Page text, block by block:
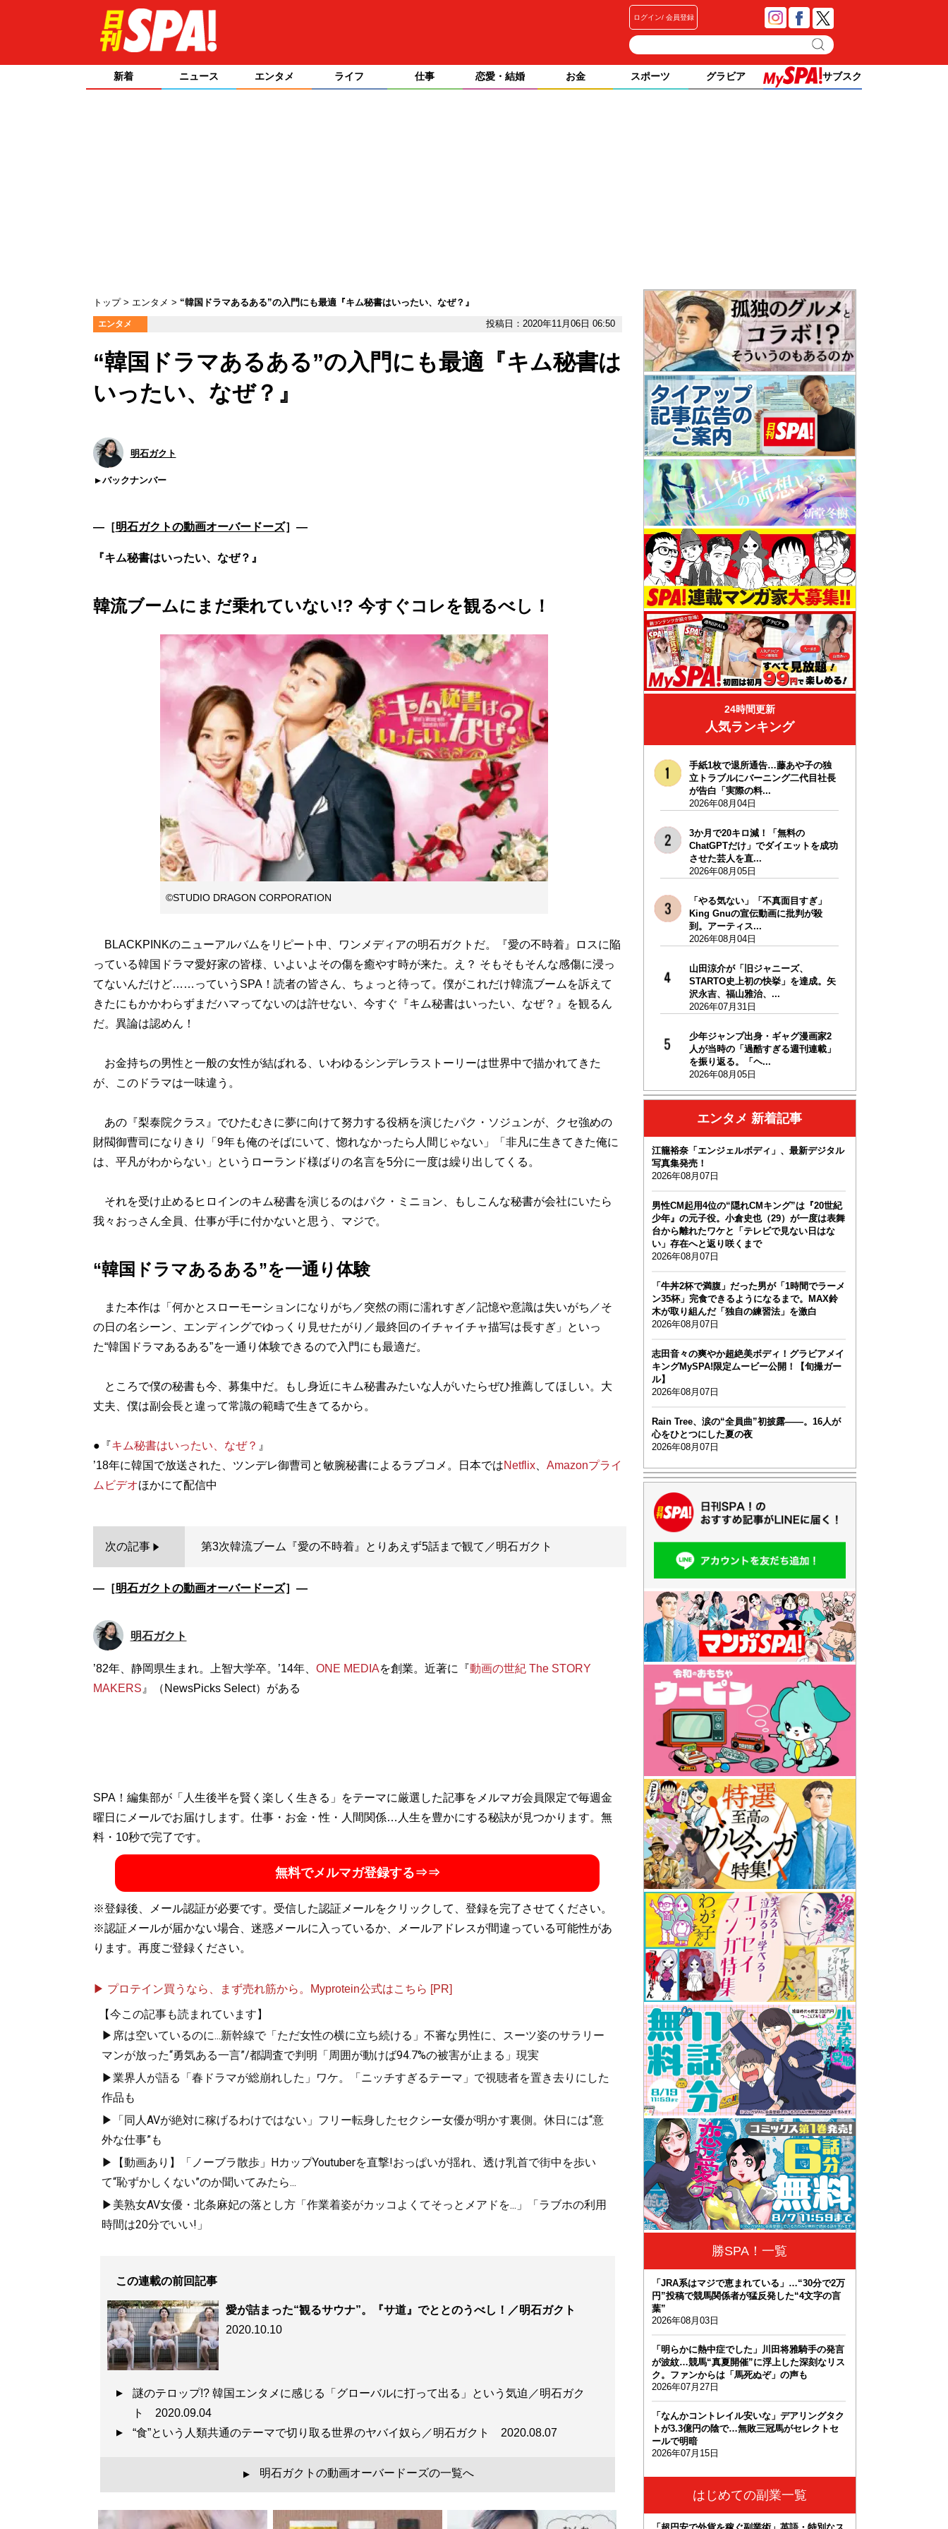
ログイン 会員登録
新着 ニュース エンタメ ライフ 仕事 恋愛・結婚 お金 スポーツ グラビア サブスク
トップ エンタメ “韓国ドラマあるある”の入門にも最適『キム秘書はいったい、なぜ？』
エンタメ 投稿日：2020年11月06日 06:50
“韓国ドラマあるある”の入門にも最適『キム秘書は
いったい、なぜ？』
明石ガクト
バックナンバー
―［明石ガクトの動画オーバードーズ］―
『キム秘書はいったい、なぜ？』
韓流ブームにまだ乗れていない!? 今すぐコレを観るべし！
©STUDIO DRAGON CORPORATION
BLACKPINKのニューアルバムをリピート中、ワンメディアの明石ガクトだ。『愛の不時着』ロスに陥
っている韓国ドラマ愛好家の皆様、いよいよその傷を癒やす時が来た。え？ そもそもそんな感傷に浸っ
てないんだけど……っていうSPA！読者の皆さん、ちょっと待って。僕がこれだけ韓流ブームを訴えて
きたにもかかわらずまだハマってないのは許せない、今すぐ『キム秘書はいったい、なぜ？』を観るん
だ。異論は認めん！
お金持ちの男性と一般の女性が結ばれる、いわゆるシンデレラストーリーは世界中で描かれてきた
が、このドラマは一味違う。
あの『梨泰院クラス』でひたむきに夢に向けて努力する役柄を演じたパク・ソジュンが、クセ強めの
財閥御曹司になりきり「9年も俺のそばにいて、惚れなかったら人間じゃない」「非凡に生きてきた俺に
は、平凡がわからない」というローランド様ばりの名言を5分に一度は繰り出してくる。
それを受け止めるヒロインのキム秘書を演じるのはパク・ミニョン、もしこんな秘書が会社にいたら
我々おっさん全員、仕事が手に付かないと思う、マジで。
“韓国ドラマあるある”を一通り体験
また本作は「何かとスローモーションになりがち／突然の雨に濡れすぎ／記憶や意識は失いがち／そ
の日の名シーン、エンディングでゆっくり見せたがり／最終回のイチャイチャ描写は長すぎ」といっ
た“韓国ドラマあるある”を一通り体験できるので入門にも最適だ。
ところで僕の秘書も今、募集中だ。もし身近にキム秘書みたいな人がいたらぜひ推薦してほしい。大
丈夫、僕は副会長と違って常識の範疇で生きてるから。
●『キム秘書はいったい、なぜ？ 』
’18年に韓国で放送された、ツンデレ御曹司と敏腕秘書によるラブコメ。日本ではNetflix、 Amazonプライ
ムビデオ
次の記事 第3次韓流ブーム『愛の不時着』とりあえず5話まで観て／明石ガクト
―［明石ガクトの動画オーバードーズ］―
明石ガクト
’82年、静岡県生まれ。上智大学卒。’14年、 ONE MEDIAを創業。近著に『動画の世紀 The STORY
MAKERS 』（NewsPicks Select）がある
SPA！編集部が「人生後半を賢く楽しく生きる」をテーマに厳選した記事をメルマガ会員限定で毎週金
曜日にメールでお届けします。仕事・お金・性・人間関係…人生を豊かにする秘訣が見つかります。無
料・10秒で完了です。
無料でメルマガ登録する⇒⇒
※登録後、メール認証が必要です。受信した認証メールをクリックして、登録を完了させてください。
※認証メールが届かない場合、迷惑メールに入っているか、メールアドレスが間違っている可能性があ
ります。再度ご登録ください。
▶ プロテイン買うなら、まず売れ筋から。Myprotein公式はこちら [PR]
【今この記事も読まれています】
▶席は空いているのに...新幹線で「ただ女性の横に立ち続ける」不審な男性に、スーツ姿のサラリー
マンが放った“勇気ある一言”/都調査で判明「周囲が動けば94.7%の被害が止まる」現実
▶業界人が語る「春ドラマが総崩れした」ワケ。「ニッチすぎるテーマ」で視聴者を置き去りにした
作品も
▶「同人AVが絶対に稼げるわけではない」フリー転身したセクシー女優が明かす裏側。休日には“意
外な仕事”も
▶【動画あり】「ノーブラ散歩」HカップYoutuberを直撃!おっぱいが揺れ、透け乳首で街中を歩い
て“恥ずかしくない”のか聞いてみたら...
▶美熟女AV女優・北条麻妃の落とし方「作業着姿がカッコよくてそっとメアドを...」「ラブホの利用
時間は20分でいい!」
この連載の前回記事
愛が詰まった“観るサウナ”。『サ道』でととのうべし！／明石ガクト
2020.10.10
謎のテロップ!? 韓国エンタメに感じる「グローバルに打って出る」という気迫／明石ガク
ト 2020.09.04
“食”という人類共通のテーマで切り取る世界のヤバイ奴ら／明石ガクト 2020.08.07
▲ 明石ガクトの動画オーバードーズの一覧へ
24時間更新
人気ランキング
手紙1枚で退所通告…藤あや子の独
立トラブルにバーニング二代目社長
が告白「実際の料...
2026年08月04日
3か月で20キロ減！「無料の
ChatGPTだけ」でダイエットを成功
させた芸人を直...
2026年08月05日
「やる気ない」「不真面目すぎ」
King Gnuの宣伝動画に批判が殺
到。アーティス...
2026年08月04日
山田涼介が「旧ジャニーズ、
STARTO史上初の快挙」を達成。矢
沢永吉、福山雅治、...
2026年07月31日
少年ジャンプ出身・ギャグ漫画家2
人が当時の「過酷すぎる週刊連載」
を振り返る。「ヘ...
2026年08月05日
エンタメ 新着記事
江籠裕奈「エンジェルボディ」、最新デジタル
写真集発売！
2026年08月07日
男性CM起用4位の“隠れCMキング”は『20世紀
少年』の元子役。小倉史也（29）が一度は表舞
台から離れたワケと「テレビで見ない日はな
い」存在へと返り咲くまで
2026年08月07日
「牛丼2杯で満腹」だった男が「1時間でラーメ
ン35杯」完食できるようになるまで。MAX鈴
木が取り組んだ「独自の練習法」を激白
2026年08月07日
志田音々の爽やか超絶美ボディ！グラビアメイ
キングMySPA!限定ムービー公開！【旬撮ガー
ル】
2026年08月07日
Rain Tree、涙の“全員曲”初披露――。16人が
心をひとつにした夏の夜
2026年08月07日
勝SPA！一覧
「JRA系はマジで恵まれている」…“30分で2万
円”投稿で競馬関係者が猛反発した“4文字の言
葉”
2026年08月03日
「明らかに熱中症でした」川田将雅騎手の発言
が波紋…競馬“真夏開催”に浮上した深刻なリス
ク。ファンからは「馬死ぬぞ」の声も
2026年07月27日
「なんかコントレイル安いな」デアリングタク
トが3.3億円の陰で…無敗三冠馬がセレクトセ
ールで明暗
2026年07月15日
はじめての副業一覧